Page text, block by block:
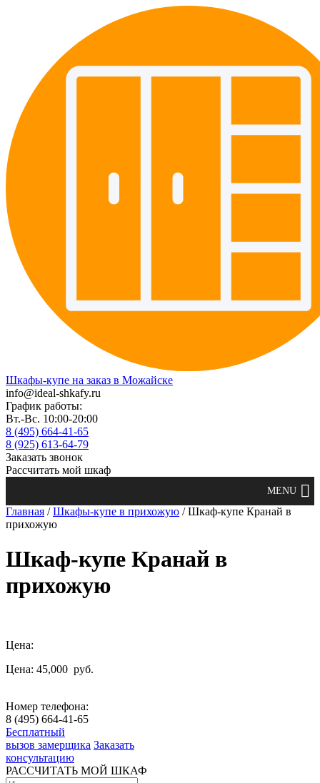
Шкафы-купе на заказ в Можайске
info@ideal-shkafy.ru
График работы:
Вт.-Вс. 10:00-20:00
8 (495) 664-41-65
8 (925) 613-64-79
Заказать звонок
Рассчитать мой шкаф
Главная /Шкафы-купе в прихожую / Шкаф-купе Кранай в
прихожую
Шкаф-купе Кранай в
прихожую
Цена:
Цена: 45,000 руб.
Номер телефона:
8 (495) 664-41-65
Бесплатный
вызов замерщика Заказать
консультацию
РАССЧИТАТЬ МОЙ ШКАФ